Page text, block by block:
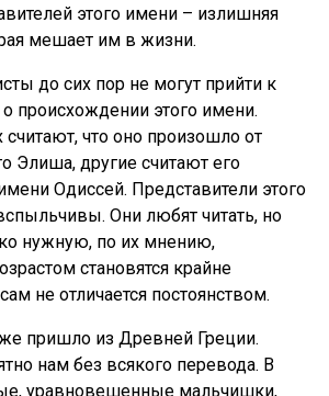
этого имени – излишняя
мешает им в жизни.
до сих пор не могут прийти к
происхождении этого имени.
что оно произошло от
Элиша, другие считают его
Одиссей. Представители этого
Они любят читать, но
нужную, по их мнению,
становятся крайне
не отличается постоянством.
пришло из Древней Греции.
нам без всякого перевода. В
уравновешенные мальчишки,